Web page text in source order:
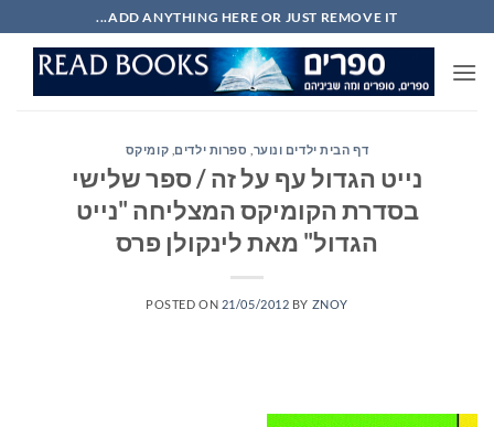
to
content
ADD ANYTHING HERE OR JUST REMOVE IT...
דף הבית ילדים ונוער ספרות ילדים קומיקס
נייט הגדול עף על זה / ספר שלישי
בסדרת הקומיקס המצליחה "נייט
הגדול" מאת לינקולן פרס
POSTED ON 21/05/2012 BY ZNOY